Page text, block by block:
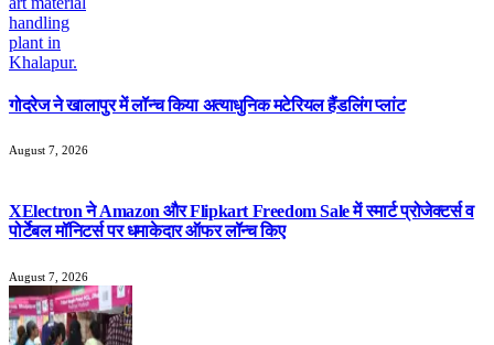
गोदरेज ने खालापुर में लॉन्च किया अत्याधुनिक मटेरियल हैंडलिंग प्लांट
August 7, 2026
XElectron ने Amazon और Flipkart Freedom Sale में स्मार्ट प्रोजेक्टर्स व
पोर्टेबल मॉनिटर्स पर धमाकेदार ऑफर लॉन्च किए
August 7, 2026